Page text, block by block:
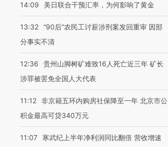
14:09 美日联合干预汇率，为何影响了黄金
13:32 “90后”农民工讨薪涉刑案发回重审 因部
分事实不清
12:36
贵州山脚树矿难致16人死亡近三年 矿长
涉罪被罢免全国人大代表
11:12 非京籍五环内购房社保降至一年 北京市公
积金最高可贷340万元
11:07
寒武纪上半年净利润同比翻倍 营收增速